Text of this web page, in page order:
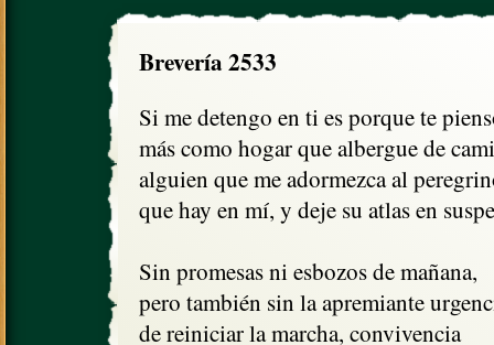
Brevería 2533
Si me detengo en ti es porque te
más como hogar que albergue de
alguien que me adormezca al
que hay en mí, y deje su atlas en
Sin promesas ni esbozos de mañana,
pero también sin la apremiante
de reiniciar la marcha, convivencia